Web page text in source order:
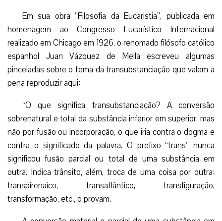
Em sua obra “Filosofia da Eucaristia”, publicada em
homenagem ao Congresso Eucarístico Internacional
realizado em Chicago em 1926, o renomado filósofo católico
espanhol Juan Vázquez de Mella escreveu algumas
pinceladas sobre o tema da transubstanciação que valem a
pena reproduzir aqui:
“O que significa transubstanciação? A conversão
sobrenatural e total da substância inferior em superior, mas
não por fusão ou incorporação, o que iria contra o dogma e
contra o significado da palavra. O prefixo “trans” nunca
significou fusão parcial ou total de uma substância em
outra. Indica trânsito, além, troca de uma coisa por outra:
transpirenaico, transatlântico, transfiguração,
transformação, etc., o provam.